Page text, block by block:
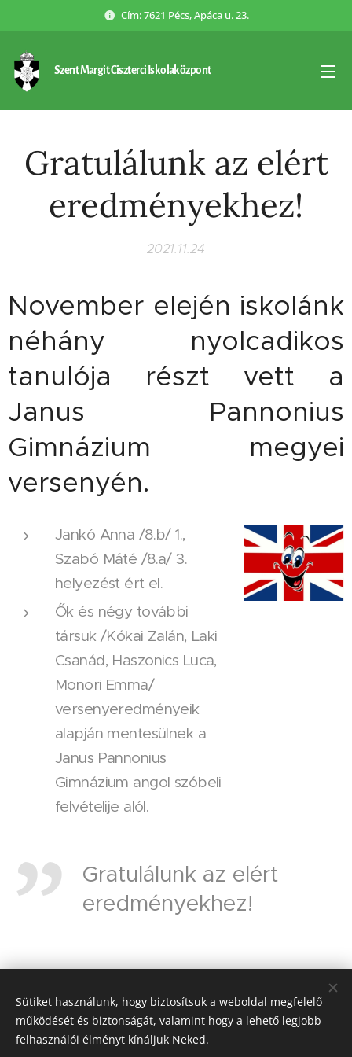
Cím: 7621 Pécs, Apáca u. 23.
Szent Margit Ciszterci Iskolaközpont
Gratulálunk az elért
eredményekhez!
2021.11.24
November elején iskolánk
néhány nyolcadikos
tanulója részt vett a
Janus Pannonius
Gimnázium megyei
versenyén.
Jankó Anna /8.b/ 1.,
Szabó Máté /8.a/ 3.
helyezést ért el.
Ők és négy további
társuk /Kókai Zalán, Laki
Csanád, Haszonics Luca,
Monori Emma/
versenyeredményeik
alapján mentesülnek a
Janus Pannonius
Gimnázium angol szóbeli
felvételije alól.
Gratulálunk az elért
eredményekhez!
Sütiket használunk, hogy biztosítsuk a weboldal megfelelő
működését és biztonságát, valamint hogy a lehető legjobb
felhasználói élményt kínáljuk Neked.